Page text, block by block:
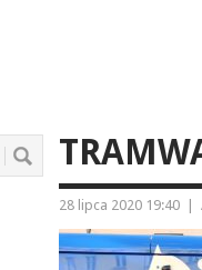
28 lipca 2020 19:40